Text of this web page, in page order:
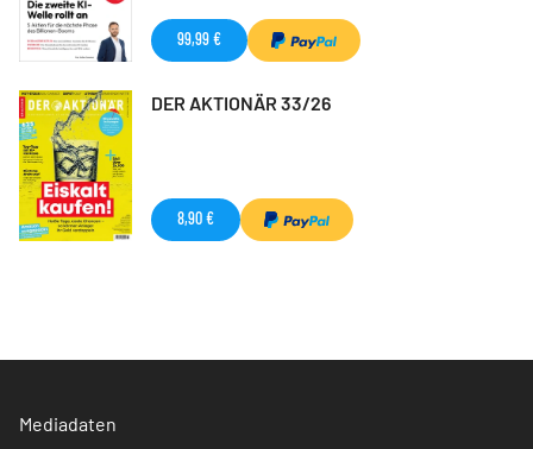
99,99 €
DER AKTIONÄR 33/26
8,90 €
Mediadaten